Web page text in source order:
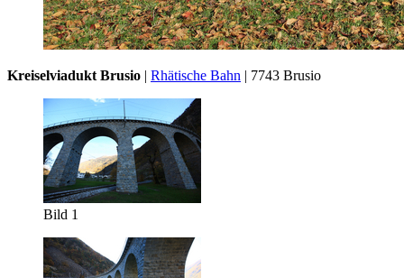
Kreiselviadukt Brusio | Rhätische Bahn | 7743 Brusio
Bild 1